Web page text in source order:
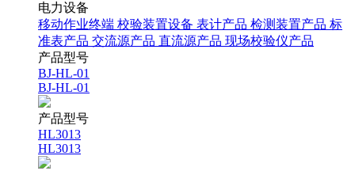
电力设备
移动作业终端 校验装置设备 表计产品 检测装置产品 标
准表产品 交流源产品 直流源产品 现场校验仪产品
产品型号
BJ-HL-01
BJ-HL-01
产品型号
HL3013
HL3013